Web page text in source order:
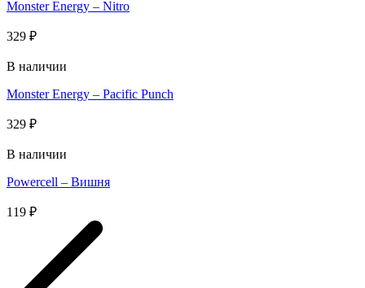
Monster Energy – Nitro
329 ₽
В наличии
Monster Energy – Pacific Punch
329 ₽
В наличии
Powercell – Вишня
119 ₽